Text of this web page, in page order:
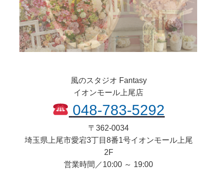
風のスタジオ Fantasy
イオンモール上尾店
048-783-5292
〒 362-0034
埼玉県 上尾市愛宕3丁目8番1号イオンモール上尾
2F
営業時間／10:00 ～ 19:00